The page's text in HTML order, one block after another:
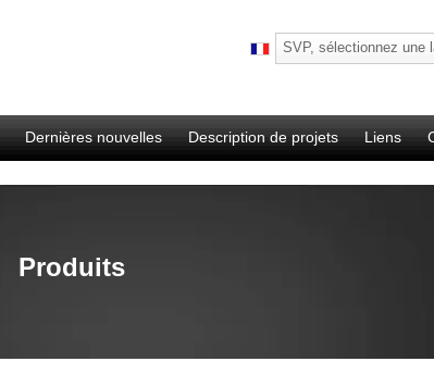
SVP, sélectionnez une
Dernières nouvelles Description de projets Liens
Produits